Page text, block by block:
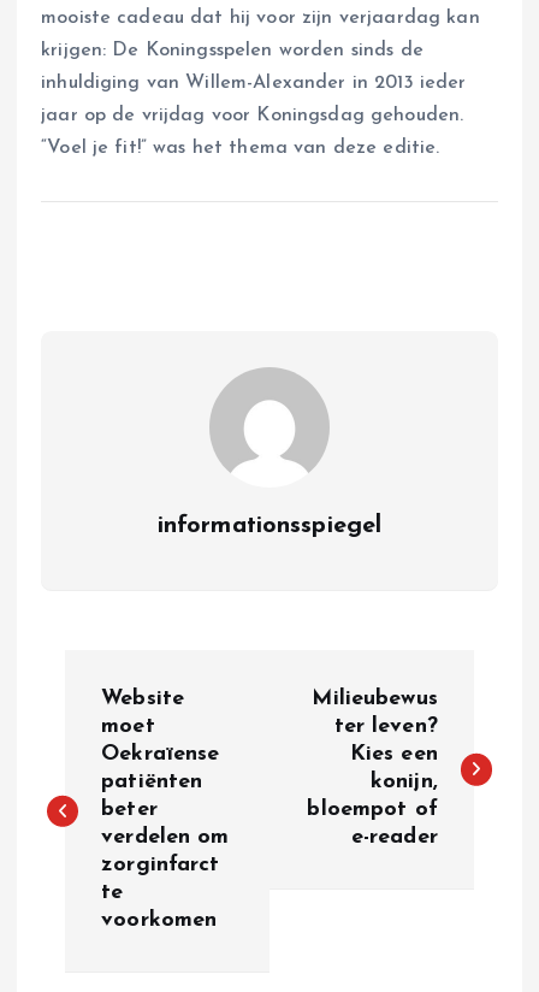
mooiste cadeau dat hij voor zijn verjaardag kan
krijgen: De Koningsspelen worden sinds de
inhuldiging van Willem-Alexander in 2013 ieder
jaar op de vrijdag voor Koningsdag gehouden.
“Voel je fit!” was het thema van deze editie.
informationsspiegel
s
Website
moet
Oekraïense
patiënten
beter
verdelen om
zorginfarct
te
voorkomen
Milieubewus
ter leven?
Kies een
konijn,
bloempot of
e-reader